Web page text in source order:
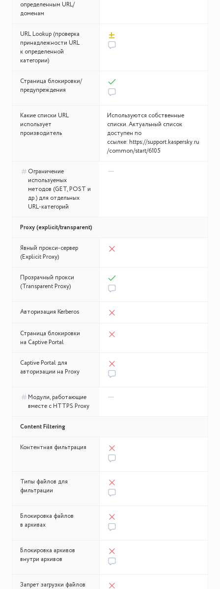
определенным URL/
доменам
URL Lookup (проверка
принадлежности URL
к определенной
категории)
±
Страница блокировки/
предупреждения
Какие списки URL
использует
производитель
Используются собственные
списки. Актуальный список
доступен по
ссылке: https://support.kaspersky.ru
/common/start/6105
Ограничение
используемых
методов (GET, POST и
др.) для отдельных
URL-категорий
Proxy (explicit/transparent)
Явный прокси-сервер
(Explicit Proxy)
Прозрачный прокси
(Transparent Proxy)
Авторизация Kerberos
Страница блокировки
на Captive Portal
Captive Portal для
авторизации на Proxy
Модули, работающие
вместе с HTTPS Proxy
Content Filtering
Контентная фильтрация
Типы файлов для
фильтрации
Блокировка файлов
в архивах
Блокировка архивов
внутри архивов
Запрет загрузки файлов